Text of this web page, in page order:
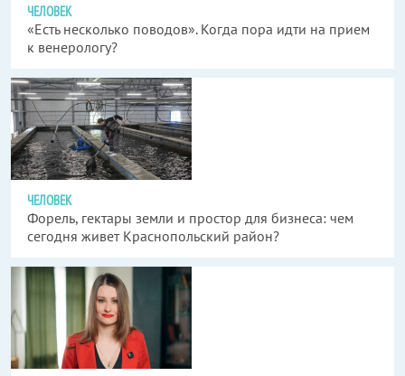
ЧЕЛОВЕК
«Есть несколько поводов». Когда пора идти на прием
к венерологу?
ЧЕЛОВЕК
Форель, гектары земли и простор для бизнеса: чем
сегодня живет Краснопольский район?